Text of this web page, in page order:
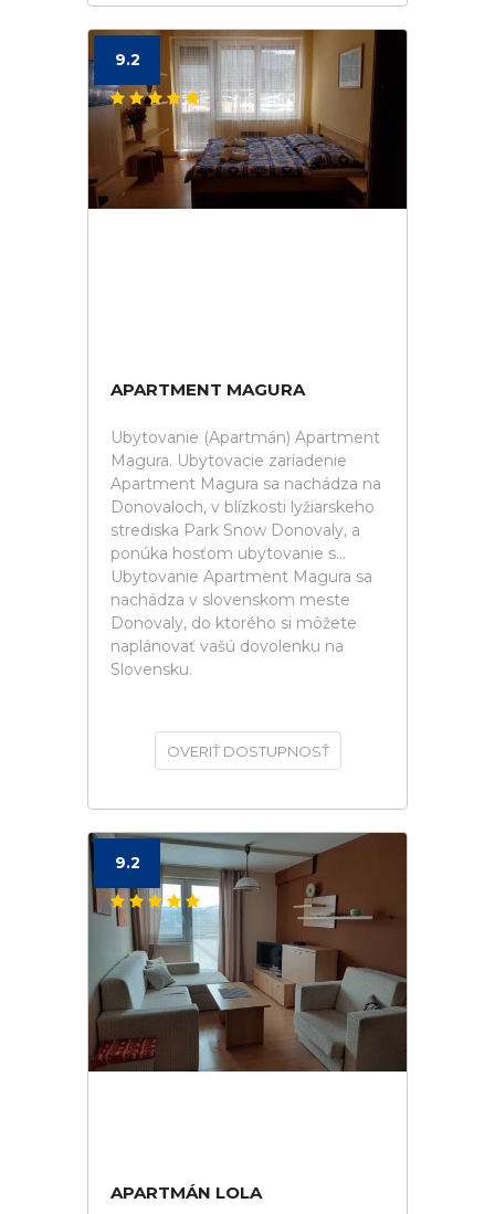
9.2
APARTMENT MAGURA
Ubytovanie (Apartmán) Apartment
Magura. Ubytovacie zariadenie
Apartment Magura sa nachádza na
Donovaloch, v blízkosti lyžiarskeho
strediska Park Snow Donovaly, a
ponúka hosťom ubytovanie s...
Ubytovanie Apartment Magura sa
nachádza v slovenskom meste
Donovaly, do ktorého si môžete
naplánovať vašú dovolenku na
Slovensku.
OVERIŤ DOSTUPNOSŤ
9.2
APARTMÁN LOLA